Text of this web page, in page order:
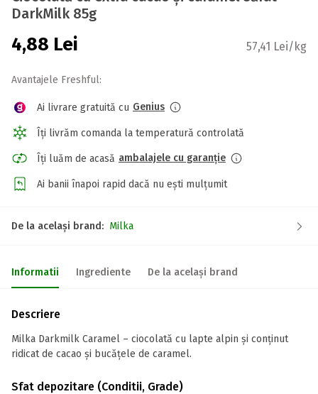
DarkMilk 85g
4,88 Lei 57,41 Lei/kg
Avantajele Freshful:
Ai livrare gratuită cu Genius
Îți livrăm comanda la temperatură controlată
Îți luăm de acasă ambalajele cu garanție
Ai banii înapoi rapid dacă nu ești mulțumit
De la același brand: Milka
Informatii Ingrediente De la același brand
Descriere
Milka Darkmilk Caramel – ciocolată cu lapte alpin și conținut
ridicat de cacao și bucățele de caramel.
Sfat depozitare (Conditii, Grade)